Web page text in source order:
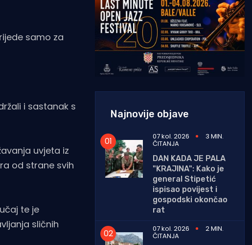
samo za
i sastanak s
uvjeta iz
od strane svih
te je
sličnih
Najnovije objave
07 kol. 2026 3 MIN.
ČITANJA
DAN KADA JE PALA
"KRAJINA": Kako je
general Stipetić
ispisao povijest i
gospodski okončao
rat
07 kol. 2026
2 MIN.
ČITANJA